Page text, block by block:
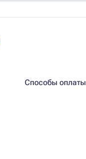
Способы оплаты